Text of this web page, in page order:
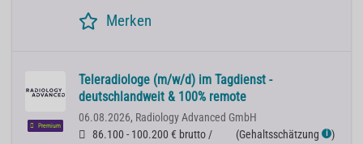
Merken
Premium
Teleradiologe (m/w/d) im Tagdienst -
deutschlandweit & 100% remote
06.08.2026, Radiology Advanced GmbH
86.100 - 100.200 € brutto /
(Gehaltsschätzung ℹ )